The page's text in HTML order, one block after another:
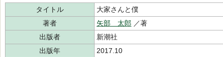
タイトル
大家さんと僕
著者
矢部 太郎 ／著
出版者
新潮社
出版年
2017.10